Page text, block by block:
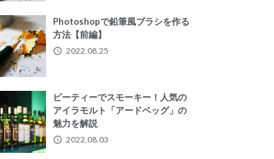
Photoshopで鉛筆風ブラシを作る
方法【前編】
2022.08.25
ピーティーでスモーキー！人気の
アイラモルト「アードベッグ」の
魅力を解説
2022.08.03